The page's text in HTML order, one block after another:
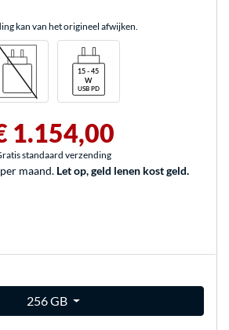
kan van het origineel afwijken.
1.154,00
standaard verzending
maand. Let op, geld lenen kost geld.
256 GB